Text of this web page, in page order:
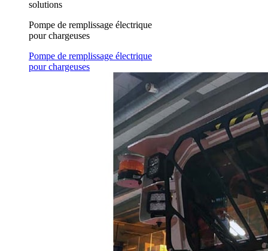
solutions
Pompe de remplissage électrique
pour chargeuses
Pompe de remplissage électrique
pour chargeuses